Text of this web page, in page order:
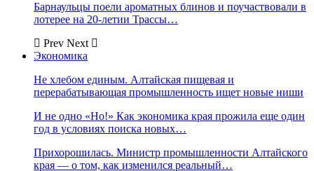
Барнаульцы поели ароматных блинов и поучаствовали в
лотерее на 20-летии Трассы…
Prev Next
Экономика
Не хлебом единым. Алтайская пищевая и
перерабатывающая промышленность ищет новые ниши
И не одно «Но!» Как экономика края прожила еще один
год в условиях поиска новых…
Прихорошилась. Министр промышленности Алтайского
края — о том, как изменился реальный…